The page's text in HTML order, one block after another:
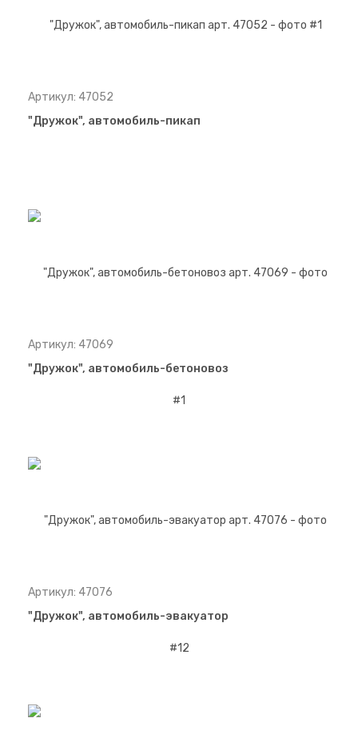
Артикул: 47052
"Дружок", автомобиль-пикап
Артикул: 47069
"Дружок", автомобиль-бетоновоз
Артикул: 47076
"Дружок", автомобиль-эвакуатор